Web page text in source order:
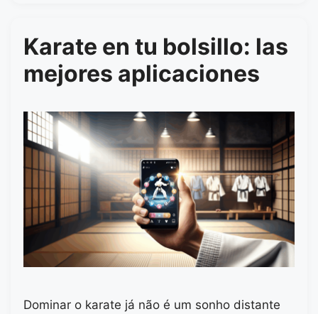
Karate en tu bolsillo: las
mejores aplicaciones
Dominar o karate já não é um sonho distante